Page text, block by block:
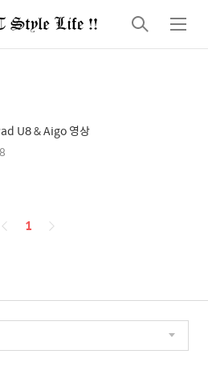
검
색
메
뉴
U8 & Aigo 영상
페
1